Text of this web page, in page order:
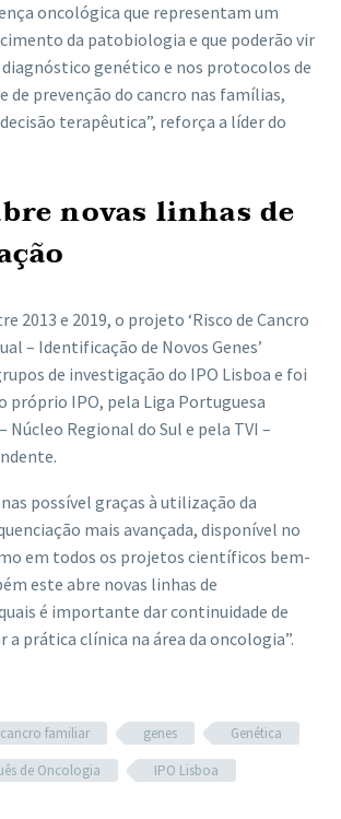
oncológica que representam um
da patobiologia e que poderão vir
genético e nos protocolos de
de prevenção do cancro nas famílias,
terapêutica”, reforça a líder do
novas linhas de
2013 e 2019, o projeto ‘Risco de Cancro
– Identificação de Novos Genes’
de investigação do IPO Lisboa e foi
próprio IPO, pela Liga Portuguesa
Núcleo Regional do Sul e pela TVI –
possível graças à utilização da
mais avançada, disponível no
em todos os projetos científicos bem-
este abre novas linhas de
é importante dar continuidade de
prática clínica na área da oncologia”.
cancro familiar genes
Genética
de Oncologia
IPO Lisboa